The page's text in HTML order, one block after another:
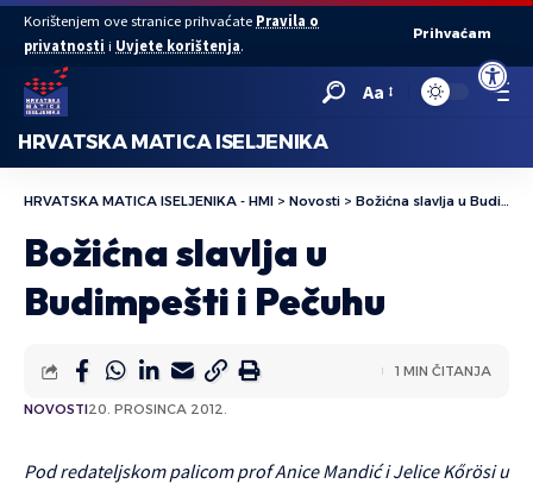
Open
Korištenjem ove stranice prihvaćate Pravila o
privatnosti i Uvjete korištenja.
Prihvaćam
Aa
HRVATSKA MATICA ISELJENIKA
HRVATSKA MATICA ISELJENIKA - HMI > Novosti > Božićna slavlja u Budimpešti i Pečuhu
Božićna slavlja u
Budimpešti i Pečuhu
NOVOSTI20. PROSINCA 2012.
1 MIN ČITANJA
Pod redateljskom palicom prof Anice Mandić i Jelice Kőrösi u